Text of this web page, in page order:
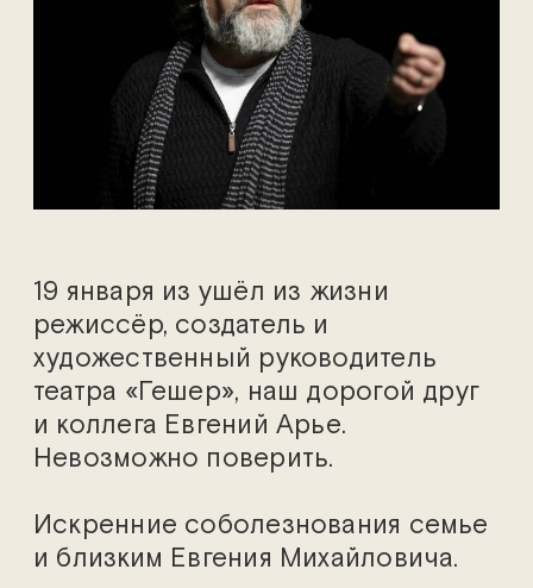
19 января из ушёл из жизни
режиссёр, создатель и
художественный руководитель
театра «Гешер», наш дорогой друг
и коллега Евгений Арье.
Невозможно поверить.
Искренние соболезнования семье
и близким Евгения Михайловича.